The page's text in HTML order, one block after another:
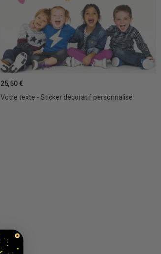
Votre texte - Sticker décoratif personnalisé
25,50 €